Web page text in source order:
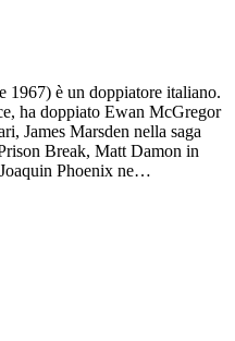
1967) è un doppiatore italiano.
ha doppiato Ewan McGregor
James Marsden nella saga
Break, Matt Damon in
Phoenix ne…